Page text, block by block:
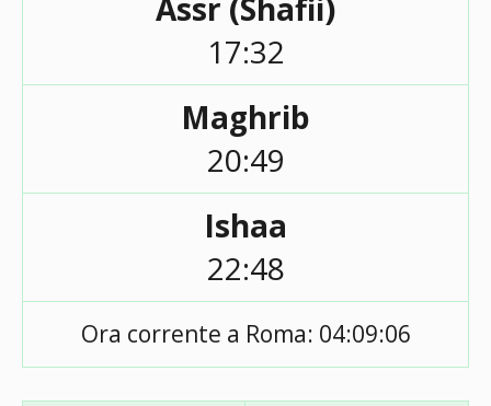
Assr (Shafii)
17:32
Maghrib
20:49
Ishaa
22:48
Ora corrente a Roma: 04:09:06